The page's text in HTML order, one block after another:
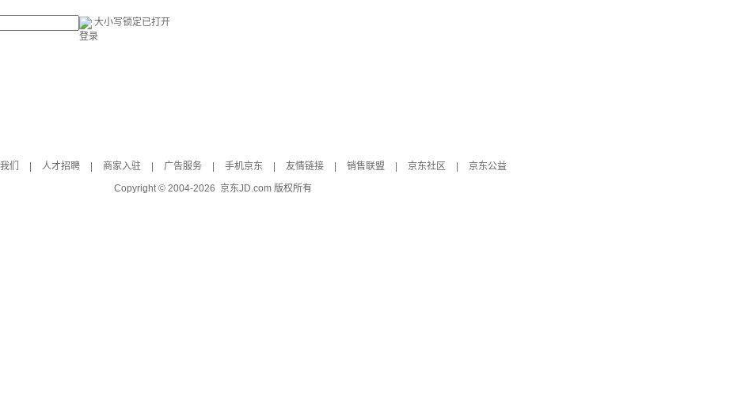
大小写锁定已打开
登录
们 人才招聘 商家入驻 广告服务 手机京东 友情链接 销售联盟 京东社区
京东公益
Copyright © 2004-2026 京东JD.com 版权所有